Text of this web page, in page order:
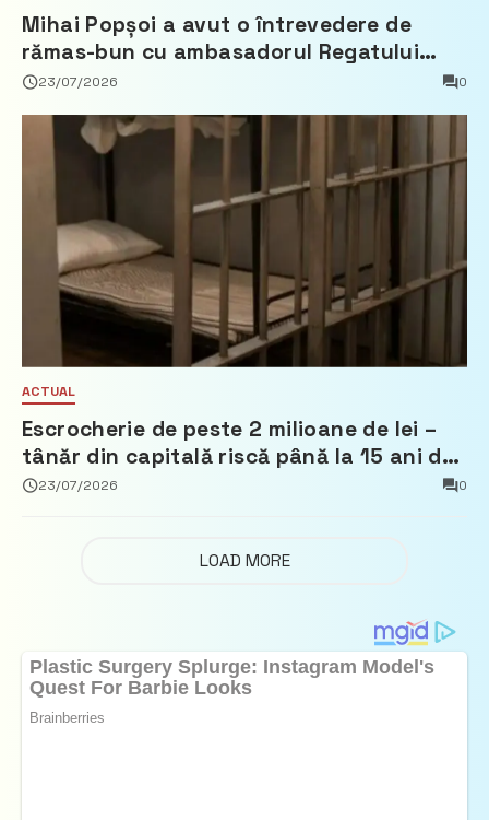
Mihai Popșoi a avut o întrevedere de
rămas-bun cu ambasadorul Regatului
Țărilor de Jos, Fred Duijn
23/07/2026 0
ACTUAL
Escrocherie de peste 2 milioane de lei –
tânăr din capitală riscă până la 15 ani de
închisoare
23/07/2026 0
LOAD MORE